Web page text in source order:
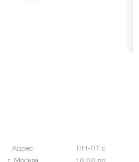
Адрес:
г. Москва,
ПН-ПТ с
10:00 до